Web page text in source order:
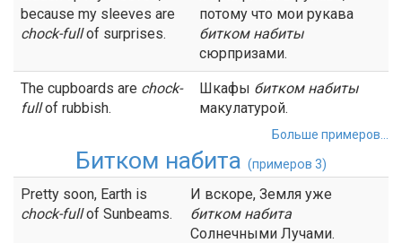
because my sleeves are
chock-fullof surprises.
потому что мои рукава
битком набиты
сюрпризами.
The cupboards are chock-
fullof rubbish.
Шкафы битком набиты
макулатурой.
Больше примеров...
Битком набита (примеров 3)
Pretty soon, Earth is
chock-fullof Sunbeams.
И вскоре, Земля уже
битком набита
Солнечными Лучами.